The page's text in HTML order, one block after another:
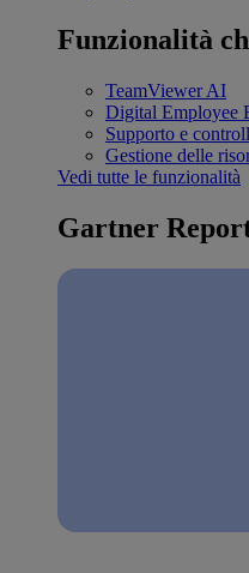
Funzionalità
TeamViewer AI
Digital Employee
Supporto e
Gestione delle
Vedi tutte le funzionalità
Gartner